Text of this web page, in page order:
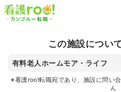
この施設につい
有料老人ホームモア・ライフ
※看護roo!転職宛であり、施設に問い
ん